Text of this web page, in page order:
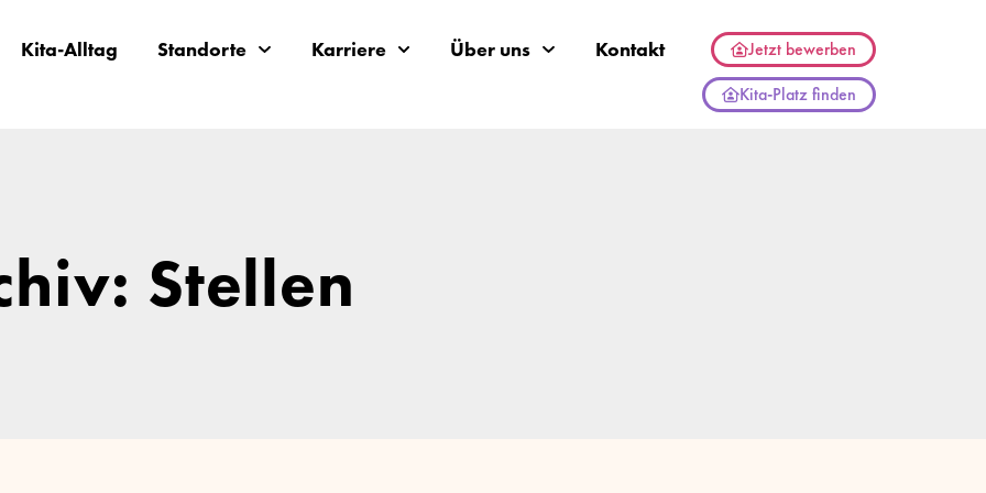
Kita-Alltag Standorte Karriere Über uns Kontakt
Jetzt bewerben
Kita-Platz finden
Stellen